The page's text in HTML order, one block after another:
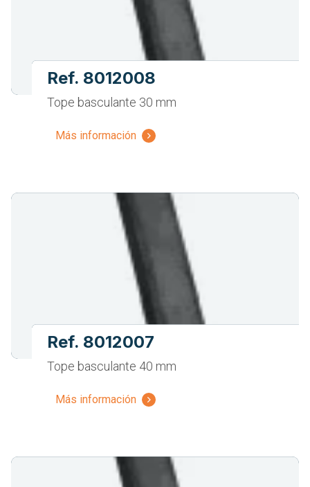
Ref. 8012008
Tope basculante 30 mm
Más información
Ref. 8012007
Tope basculante 40 mm
Más información